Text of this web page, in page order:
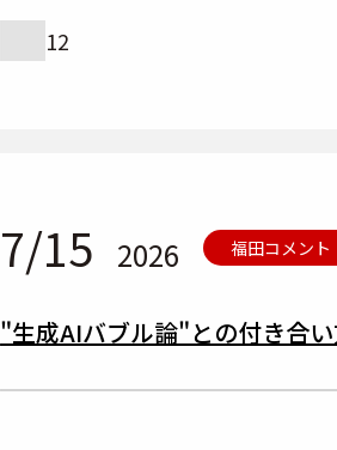
12
7/15 2026 福田コメント
"生成AIバブル論"との付き合